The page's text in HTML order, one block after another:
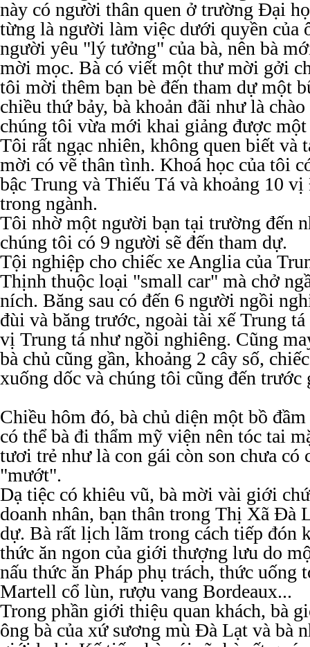
này có người thân quen ở trường Đại
từng là người làm việc dưới quyền của
người yêu "lý tưởng" của bà, nên bà
mời mọc. Bà có viết một thư mời gởi
tôi mời thêm bạn bè đến tham dự một
chiều thứ bảy, bà khoản đãi như là
chúng tôi vừa mới khai giảng được một
Tôi rất ngạc nhiên, không quen biết và
mời có vẽ thân tình. Khoá học của tôi
bậc Trung và Thiếu Tá và khoảng 10
trong ngành.
Tôi nhờ một người bạn tại trường đến
chúng tôi có 9 người sẽ đến tham dự.
Tội nghiệp cho chiếc xe Anglia của
Thịnh thuộc loại "small car" mà chở
ních. Băng sau có đến 6 người ngồi
đùi và băng trước, ngoài tài xế Trung
vị Trung tá như ngồi nghiêng. Cũng
bà chủ cũng gần, khoảng 2 cây số,
xuống dốc và chúng tôi cũng đến
Chiều hôm đó, bà chủ diện một bồ
có thể bà đi thẩm mỹ viện nên tóc tai
tươi trẻ như là con gái còn son chưa có
"mướt".
Dạ tiệc có khiêu vũ, bà mời vài giới
doanh nhân, bạn thân trong Thị Xã Đà
dự. Bà rất lịch lãm trong cách tiếp đón
thức ăn ngon của giới thượng lưu do
nấu thức ăn Pháp phụ trách, thức uống
Martell cổ lùn, rượu vang Bordeaux...
Trong phần giới thiệu quan khách, bà
ông bà của xứ sương mù Đà Lạt và bà